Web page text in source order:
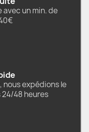
un min. de
nous expédions le
24/48 heures